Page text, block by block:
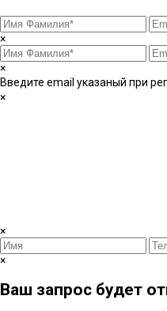
×
×
Введите email указаный при
×
×
×
Ваш запрос будет